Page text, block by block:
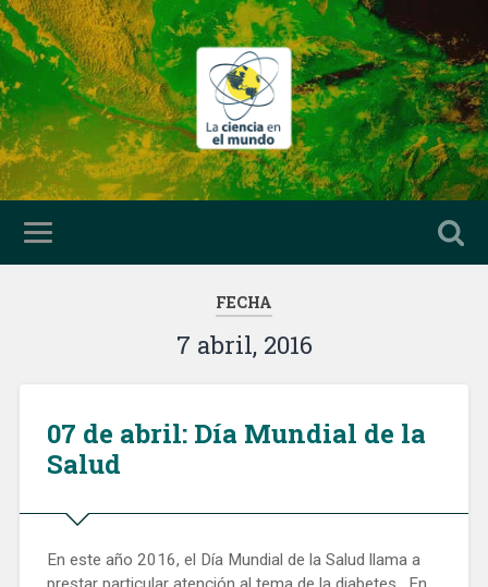
FECHA
7 abril, 2016
07 de abril: Día Mundial de la
Salud
En este año 2016, el Día Mundial de la Salud llama a